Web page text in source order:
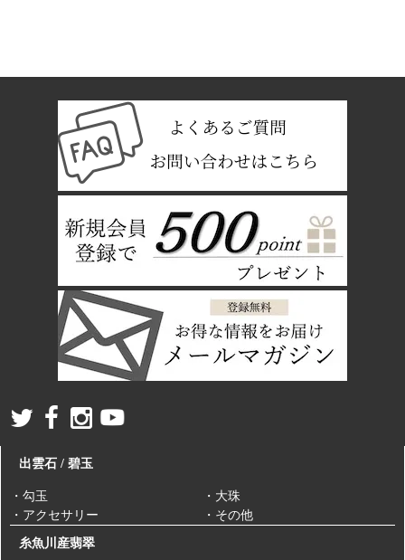
出雲石 / 碧玉
・勾玉
・大珠
・アクセサリー
・その他
糸魚川産翡翠